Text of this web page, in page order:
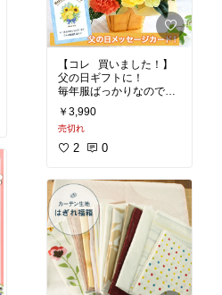
【コレ⠀買いました！】
父の日ギフトに！
毎年服ばっかりなので、
ˊᵕˋ ;)
喜んでくれると嬉しいな
ぁ♡
￥3,990
売切れ
2 0